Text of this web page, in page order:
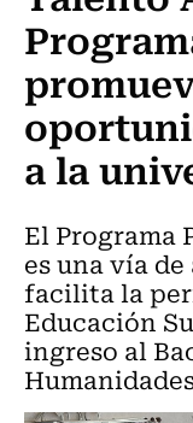
a la
El Programa
es una vía
facilita la
Educación
ingreso al